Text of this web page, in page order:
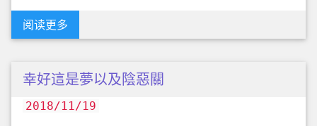
阅读更多
幸好這是夢以及陰惡關
2018/11/19